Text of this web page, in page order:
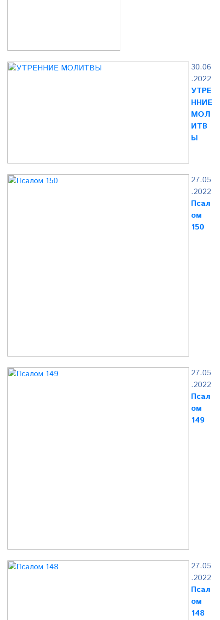
30.06
.2022
УТРЕ
ННИЕ
МОЛ
ИТВ
Ы
27.05
.2022
Псал
ом
150
27.05
.2022
Псал
ом
149
27.05
.2022
Псал
ом
148